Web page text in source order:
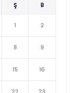
Ş B
1 2
8 9
15 16
22 23